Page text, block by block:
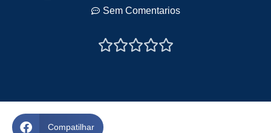
Sem Comentarios

Compatilhar